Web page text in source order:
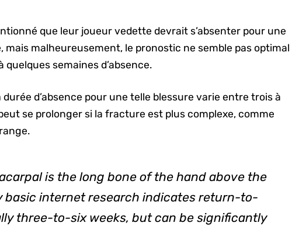
que leur joueur vedette devrait s’absenter pour une
mais malheureusement, le pronostic ne semble pas optimal
quelques semaines d’absence.
d’absence pour une telle blessure varie entre trois à
se prolonger si la fracture est plus complexe, comme
is the long bone of the hand above the
basic internet research indicates return-to-
three-to-six weeks, but can be significantly